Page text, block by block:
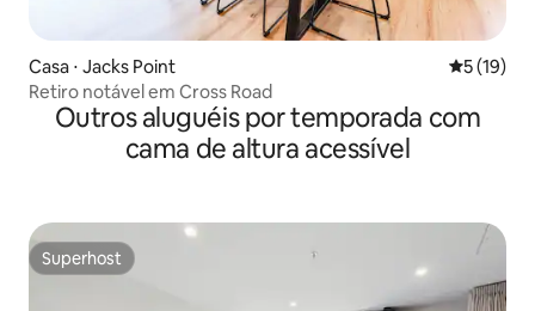
Casa ⋅ Jacks Point 5 de uma
5 (19)
Retiro notável em Cross Road
Outros aluguéis por temporada com
cama de altura acessível
Superhost
Superhost